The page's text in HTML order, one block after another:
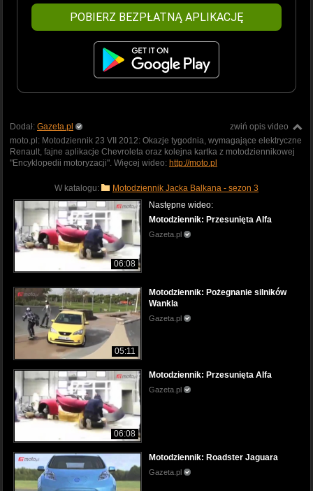
POBIERZ BEZPŁATNĄ APLIKACJĘ
zwiń opis video
Dodał: Gazeta.pl
moto.pl: Motodziennik 23 VII 2012: Okazje tygodnia, wymagające elektryczne
Renault, fajne aplikacje Chevroleta oraz kolejna kartka z motodziennikowej
"Encyklopedii motoryzacji". Więcej wideo: http://moto.pl
W katalogu: Motodziennik Jacka Balkana - sezon 3
06:08
Następne wideo:
Motodziennik: Przesunięta Alfa
Gazeta.pl
05:11
Motodziennik: Pożegnanie silników
Wankla
Gazeta.pl
06:08
Motodziennik: Przesunięta Alfa
Gazeta.pl
Motodziennik: Roadster Jaguara
Gazeta.pl